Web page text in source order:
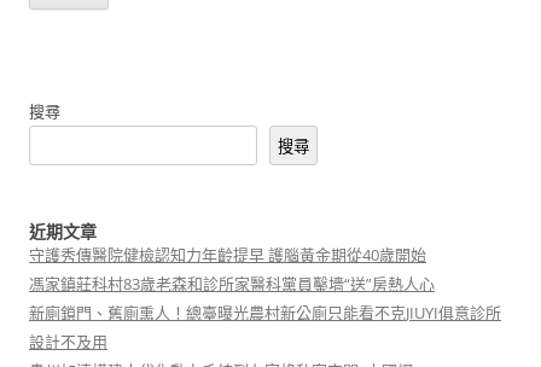
搜尋
搜尋
近期文章
守護秀傳醫院健檢認知力年齡提早 護腦黃金期從40歲開始
馮家鎮莊科村83歲老森和診所家醫科黨員鑿墻“送”房熱人心
新廁鎖門、舊廁熏人！總臺曝光農村新公廁只能看不克JIUYI俱意診所
設計不及用